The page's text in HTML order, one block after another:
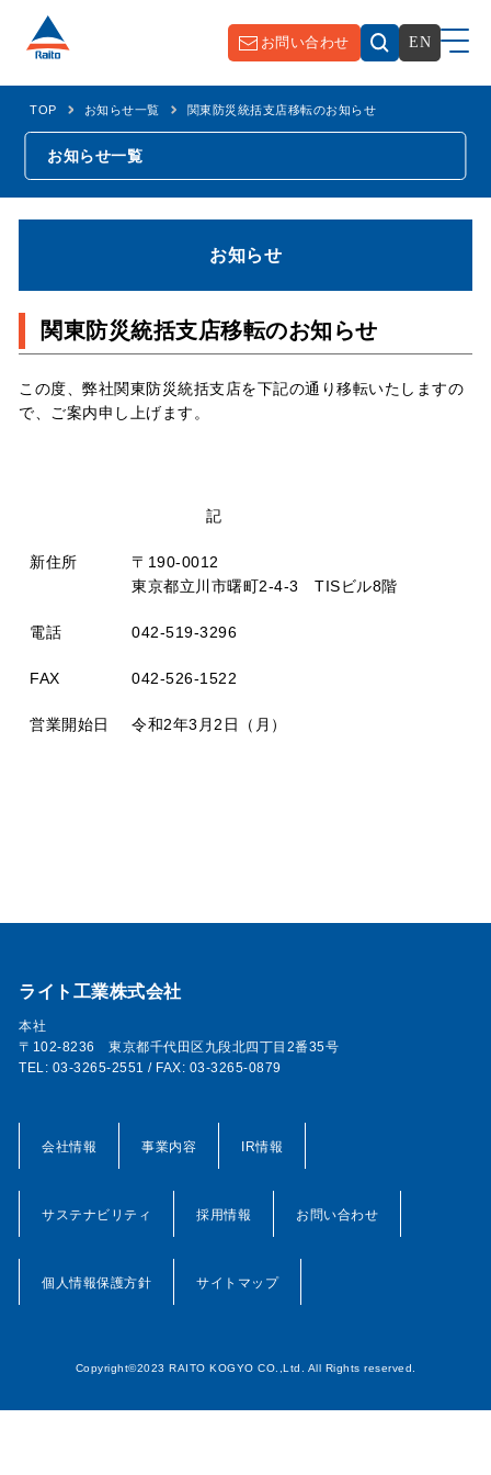
お問い合わせ EN
TOP お知らせ一覧 関東防災統括支店移転のお知らせ
お知らせ一覧
お知らせ
関東防災統括支店移転のお知らせ
この度、弊社関東防災統括支店を下記の通り移転いたしますの
で、ご案内申し上げます。
記
新住所
〒190-0012
東京都立川市曙町2-4-3 TISビル8階
電話 042-519-3296
FAX 042-526-1522
営業開始日 令和2年3月2日（月）
ライト工業株式会社
本社
〒102-8236 東京都千代田区九段北四丁目2番35号
TEL: 03-3265-2551 / FAX: 03-3265-0879
会社情報 事業内容 IR情報
サステナビリティ 採用情報 お問い合わせ
個人情報保護方針 サイトマップ
Copyright©2023 RAITO KOGYO CO.,Ltd. All Rights reserved.